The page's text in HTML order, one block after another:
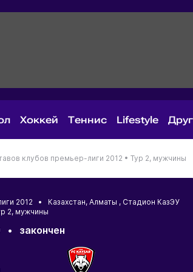
Хоккей Теннис Lifestyle
клубов премьер-лиги 2012 • Тур 2, мужчины
2012 • Казахстан, Алматы , Стадион КазЭУ
2, мужчины
• закончен